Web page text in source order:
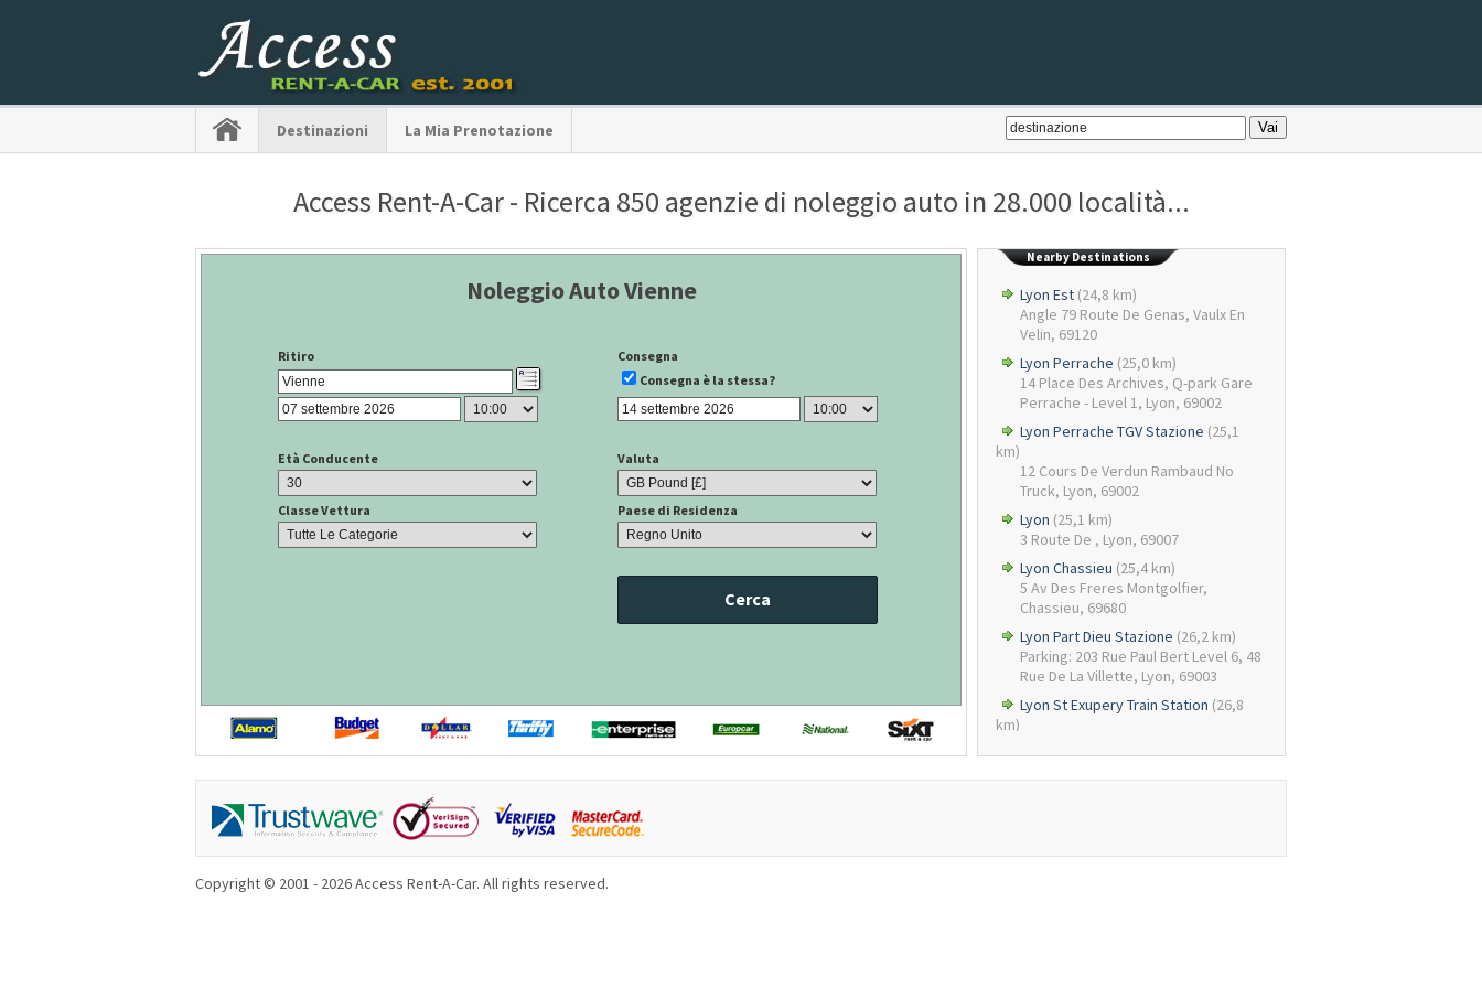
Destinazioni La Mia Prenotazione
Access Rent-A-Car - Ricerca 850 agenzie di noleggio auto in 28.000 località...
Noleggio Auto Vienne
Ritiro
Consegna
Consegna è la stessa?
Età Conducente Valuta
Classe Vettura Paese di Residenza
Cerca
Nearby Destinations
Lyon Est (24,8 km)
Angle 79 Route De Genas, Vaulx En
Velin, 69120
Lyon Perrache (25,0 km)
14 Place Des Archives, Q-park Gare
Perrache - Level 1, Lyon, 69002
Lyon Perrache TGV Stazione (25,1
km)
12 Cours De Verdun Rambaud No
Truck, Lyon, 69002
Lyon (25,1 km)
3 Route De , Lyon, 69007
Lyon Chassieu (25,4 km)
5 Av Des Freres Montgolfier,
Chassieu, 69680
Lyon Part Dieu Stazione (26,2 km)
Parking: 203 Rue Paul Bert Level 6, 48
Rue De La Villette, Lyon, 69003
Lyon St Exupery Train Station (26,8
km)
Copyright © 2001 - 2026 Access Rent-A-Car. All rights reserved.